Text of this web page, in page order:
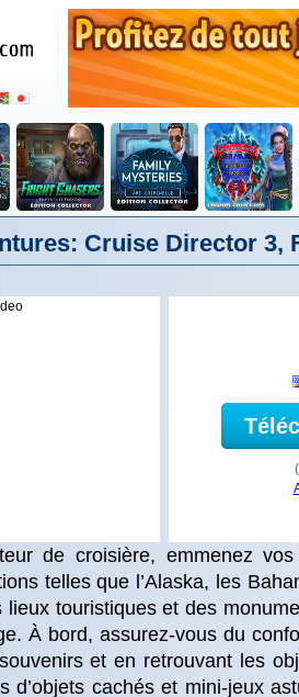
Cruise Director 3,
de croisière, emmenez
telles que l’Alaska, les
lieux touristiques et des
À bord, assurez-vous du
et en retrouvant les
d’objets cachés et mini-jeux